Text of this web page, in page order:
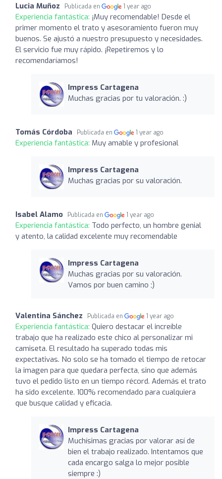
Lucia Muñoz Publicada en 1 year ago
Experiencia fantástica: ¡Muy recomendable! Desde el
primer momento el trato y asesoramiento fueron muy
buenos. Se ajustó a nuestro presupuesto y necesidades.
El servicio fue muy rápido. ¡Repetiremos y lo
recomendaríamos!
Impress Cartagena
Muchas gracias por tu valoración. :)
Tomás Córdoba Publicada en 1 year ago
Experiencia fantástica: Muy amable y profesional
Impress Cartagena
Muchas gracias por su valoración.
Isabel Alamo Publicada en 1 year ago
Experiencia fantástica: Todo perfecto, un hombre genial
y atento, la calidad excelente muy recomendable
Impress Cartagena
Muchas gracias por su valoración.
Vamos por buen camino ;)
Valentina Sánchez Publicada en 1 year ago
Experiencia fantástica: Quiero destacar el increíble
trabajo que ha realizado este chico al personalizar mi
camiseta. El resultado ha superado todas mis
expectativas. No solo se ha tomado el tiempo de retocar
la imagen para que quedara perfecta, sino que además
tuvo el pedido listo en un tiempo récord. Además el trato
ha sido excelente. 100% recomendado para cualquiera
que busque calidad y eficacia.
Impress Cartagena
Muchísimas gracias por valorar así de
bien el trabajo realizado. Intentamos que
cada encargo salga lo mejor posible
siempre :)